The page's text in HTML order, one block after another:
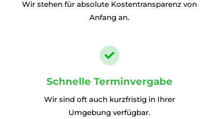
Wir stehen für absolute Kostentransparenz von
Anfang an.

Schnelle Terminvergabe
Wir sind oft auch kurzfristig in Ihrer
Umgebung verfügbar.